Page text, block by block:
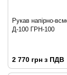
Рукав напірно-
Д-100 ГРН-100
2 770 грн з ПДВ